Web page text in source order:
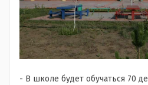
- В школе будет обучаться 70